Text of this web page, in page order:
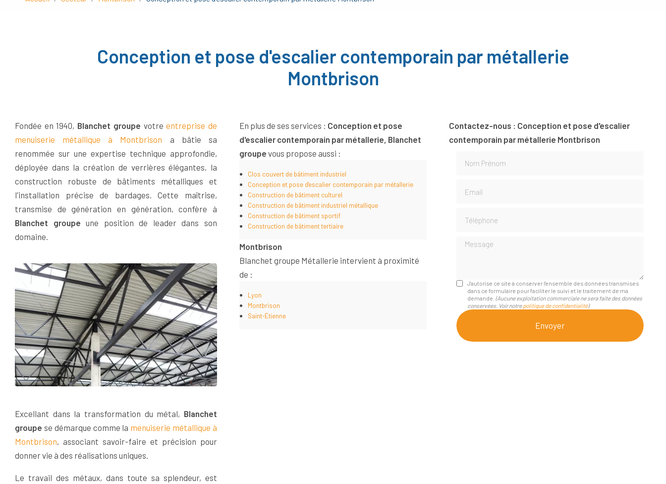
Conception et pose d'escalier contemporain par métallerie
Montbrison
Fondée en 1940, Blanchet groupe votre entreprise de
menuiserie métallique à Montbrison a bâtie sa
renommée sur une expertise technique approfondie,
déployée dans la création de verrières élégantes, la
construction robuste de bâtiments métalliques et
l'installation précise de bardages. Cette maîtrise,
transmise de génération en génération, confère à
Blanchet groupe une position de leader dans son
domaine.
Excellant dans la transformation du métal, Blanchet
groupe se démarque comme la menuiserie métallique à
Montbrison, associant savoir-faire et précision pour
donner vie à des réalisations uniques.
Le travail des métaux, dans toute sa splendeur, est
En plus de ses services : Conception et pose
d'escalier contemporain par métallerie, Blanchet
groupe vous propose aussi :
Clos couvert de bâtiment industriel
Conception et pose d'escalier contemporain par métallerie
Construction de bâtiment culturel
Construction de bâtiment industriel métallique
Construction de bâtiment sportif
Construction de bâtiment tertiaire
Montbrison
Blanchet groupe Métallerie intervient à proximité
de :
Lyon
Montbrison
Saint-Étienne
Contactez-nous : Conception et pose d'escalier
contemporain par métallerie Montbrison
Message
J'autorise ce site à conserver l'ensemble des données transmises
dans ce formulaire pour faciliter le suivi et le traitement de ma
demande.(Aucune exploitation commerciale ne sera faite des données
conservées. Voir notrepolitique de confidentialité)